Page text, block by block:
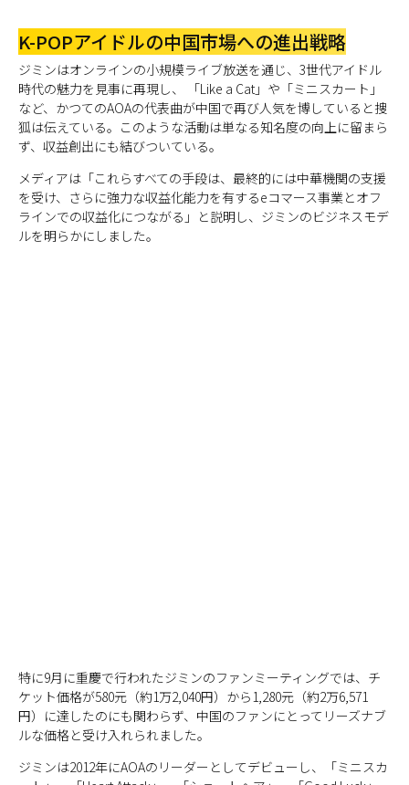
K-POPアイドルの中国市場への進出戦略
ジミンはオンラインの小規模ライブ放送を通じ、3世代アイドル
時代の魅力を見事に再現し、 「Like a Cat」や「ミニスカート」
など、かつてのAOAの代表曲が中国で再び人気を博していると捜
狐は伝えている。このような活動は単なる知名度の向上に留まら
ず、収益創出にも結びついている。
メディアは「これらすべての手段は、最終的には中華機関の支援
を受け、さらに強力な収益化能力を有するeコマース事業とオフ
ラインでの収益化につながる」と説明し、ジミンのビジネスモデ
ルを明らかにしました。
特に9月に重慶で行われたジミンのファンミーティングでは、チ
ケット価格が580元（約1万2,040円）から1,280元（約2万6,571
円）に達したのにも関わらず、中国のファンにとってリーズナブ
ルな価格と受け入れられました。
ジミンは2012年にAOAのリーダーとしてデビューし、「ミニスカ